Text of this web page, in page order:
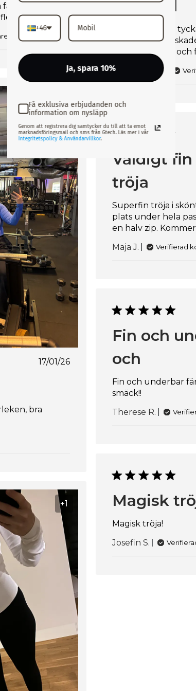
är ju 🔥
material
Brukar typ inte
men den här
skön på huden och
Huguette M.
Publiceringsdatum
17/01/26
bra
Väldigt
tröja
Superfin tröja i
plats under hela
en halv zip.
Maja J.
Verifierad
Fin och
och
Fin och underbar
smäck!!
Therese R.
Magisk
Magisk tröja!
Josefin S.
+1
+46
Ja, spara 10%
Få exklusiva erbjudanden och
information om nysläpp
Genom att registrera dig samtycker du till att ta emot
marknadsföringsmail och sms från Gtech. Läs mer i vår
Integritetspolicy & Användarvillkor.